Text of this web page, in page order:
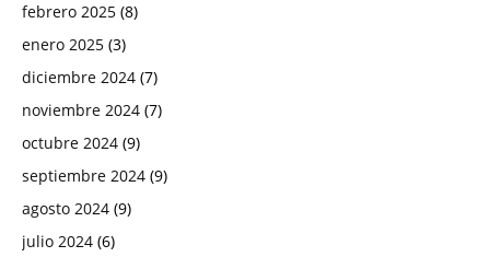
febrero 2025 (8)
enero 2025 (3)
diciembre 2024 (7)
noviembre 2024 (7)
octubre 2024 (9)
septiembre 2024 (9)
agosto 2024 (9)
julio 2024 (6)